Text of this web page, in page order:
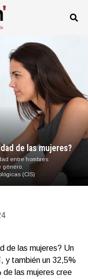
de las mujeres?
entre hombres
género.
(CIS)
de las mujeres? Un
y también un 32,5%
de las mujeres cree